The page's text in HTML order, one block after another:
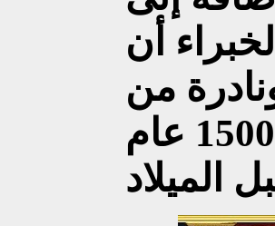
أن
من
التوراة يصل عمرها إلى 1500 عام